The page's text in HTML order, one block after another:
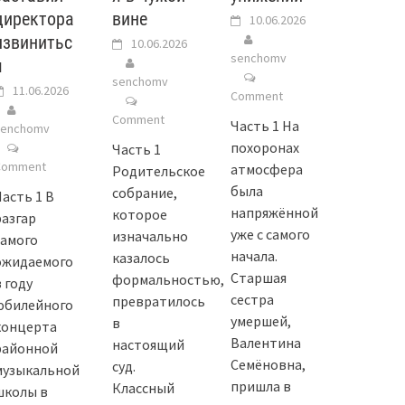
11.06.2026
1 В
году
в
вине
10.06.2026
senchomv
Comment
Часть 1
Родительское
собрание,
которое
изначально
казалось
формальностью,
превратилось
в
настоящий
суд.
Классный
10.06.2026
senchomv
Comment
Часть 1 На
похоронах
атмосфера
была
напряжённой
уже с самого
начала.
Старшая
сестра
умершей,
Валентина
Семёновна,
пришла в